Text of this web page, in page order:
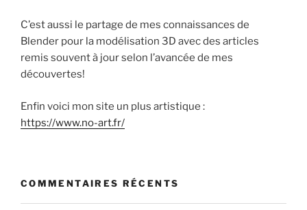
C’est aussi le partage de mes connaissances de
Blender pour la modélisation 3D avec des articles
remis souvent à jour selon l’avancée de mes
découvertes!
Enfin voici mon site un plus artistique :
https://www.no-art.fr/
COMMENTAIRES RÉCENTS